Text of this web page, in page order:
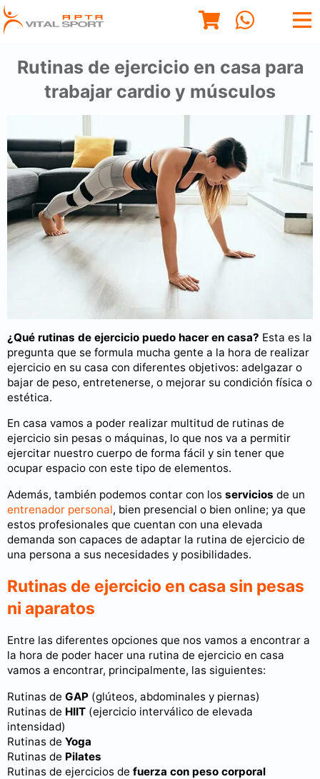
Rutinas de ejercicio en casa para
trabajar cardio y músculos
¿Qué rutinas de ejercicio puedo hacer en casa? Esta es la
pregunta que se formula mucha gente a la hora de realizar
ejercicio en su casa con diferentes objetivos: adelgazar o
bajar de peso, entretenerse, o mejorar su condición física o
estética.
En casa vamos a poder realizar multitud de rutinas de
ejercicio sin pesas o máquinas, lo que nos va a permitir
ejercitar nuestro cuerpo de forma fácil y sin tener que
ocupar espacio con este tipo de elementos.
Además, también podemos contar con los servicios de un
entrenador personal, bien presencial o bien online; ya que
estos profesionales que cuentan con una elevada
demanda son capaces de adaptar la rutina de ejercicio de
una persona a sus necesidades y posibilidades.
Rutinas de ejercicio en casa sin pesas
ni aparatos
Entre las diferentes opciones que nos vamos a encontrar a
la hora de poder hacer una rutina de ejercicio en casa
vamos a encontrar, principalmente, las siguientes:
Rutinas de GAP (glúteos, abdominales y piernas)
Rutinas de HIIT (ejercicio interválico de elevada
intensidad)
Rutinas de Yoga
Rutinas de Pilates
Rutinas de ejercicios de fuerza con peso corporal